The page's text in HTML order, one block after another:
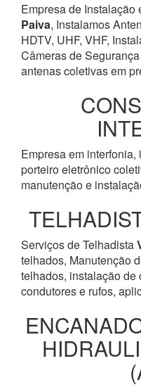
Empresa de Instalação
Paiva, Instalamos
HDTV, UHF, VHF,
Câmeras de
antenas coletivas em
Empresa em
porteiro eletrônico
manutenção e
Serviços de Telhadista
telhados, Manutenção
telhados, instalação
condutores e rufos,